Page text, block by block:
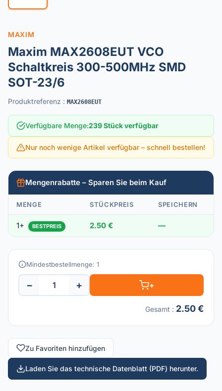
MAXIM
Maxim MAX2608EUT VCO
Schaltkreis 300-500MHz SMD
SOT-23/6
Produktreferenz : MAX2608EUT
Verfügbare Menge:239 Stück verfügbar
Nur noch wenige Artikel verfügbar – schnell bestellen!
Mengenrabatte – Sparen Sie beim Kauf
MENGE STÜCKPREIS SPEICHERN
1+ BESTPREIS 2.50 € —
Mindestbestellmenge: 1
− + +
Gesamt : 2.50 €
Zu Favoriten hinzufügen
Laden Sie das technische Datenblatt (PDF) herunter.